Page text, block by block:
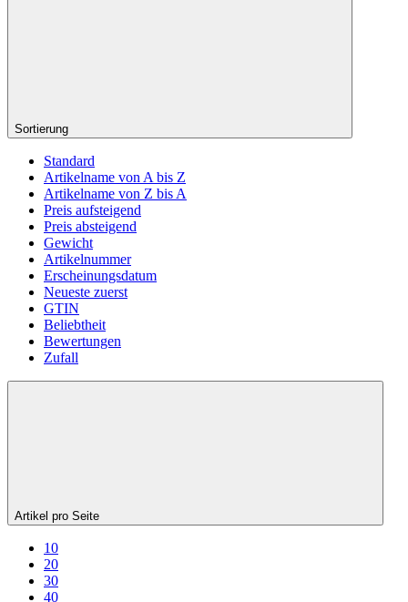
Sortierung
Standard
Artikelname von A bis Z
Artikelname von Z bis A
Preis aufsteigend
Preis absteigend
Gewicht
Artikelnummer
Erscheinungsdatum
Neueste zuerst
GTIN
Beliebtheit
Bewertungen
Zufall
Artikel pro Seite
10
20
30
40